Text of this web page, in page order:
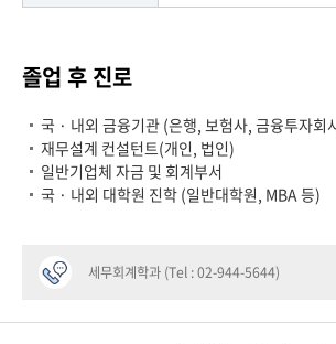
졸업 후 진로
국 · 내외 금융기관 (은행, 보험사, 금융투자회
재무설계 컨설턴트(개인, 법인)
일반기업체 자금 및 회계부서
국 · 내외 대학원 진학 (일반대학원, MBA 등)
세무회계학과 (Tel : 02-944-5644)